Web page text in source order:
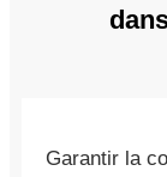
Garantir la